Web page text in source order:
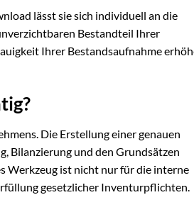
lässt sie sich individuell an die
Bestandteil Ihrer
Ihrer Bestandsaufnahme
Die Erstellung einer genauen
Bilanzierung und den Grundsätzen
Werkzeug ist nicht nur für die interne
gesetzlicher Inventurpflichten.